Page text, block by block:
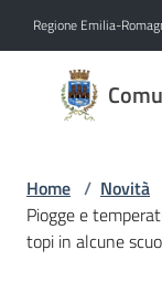
Regione Emilia-
Comune
di
Emilia
Home / Novità
Piogge e
topi in alcune